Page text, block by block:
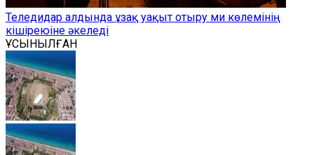
Теледидар алдында ұзақ уақыт отыру ми көлемінің
кішіреюіне әкеледі
ҰСЫНЫЛҒАН